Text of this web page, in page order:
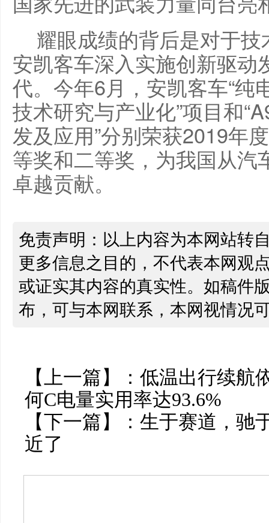
耀眼成绩的背后是对于
安凯客车深入实施创新驱动
代。今年6月，安凯客车“纯
技术研究与产业化”项目和
发及应用”分别荣获2019年
等奖和二等奖，为我国从汽
卓越贡献。
免责声明：以上内容为本网站转
更多信息之目的，不代表本网观
或证实其内容的真实性。如稿件
布，可与本网联系，本网视情况
【上一篇】： 低温出行续航
何C电量实用率达93.6%
【下一篇】： 生于赛道，驰
近了